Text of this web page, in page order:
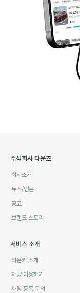
주식회사 타운즈
회사소개
뉴스/언론
공고
브랜드 스토리
서비스 소개
타운카 소개
차량 이용하기
차량 등록 문의